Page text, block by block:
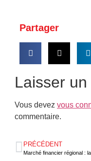
Partager
Laisser
Vous devez vous
commentaire.
PRÉCÉDENT